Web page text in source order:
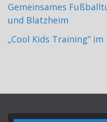
Gemeinsames
und Blatzheim
„Cool Kids Training“ im